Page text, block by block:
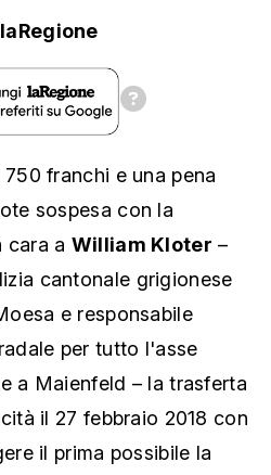
laRegione
franchi e una pena
sospesa con la
cara a William Kloter –
cantonale grigionese
e responsabile
per tutto l'asse
a Maienfeld – la trasferta
il 27 febbraio 2018 con
il prima possibile la